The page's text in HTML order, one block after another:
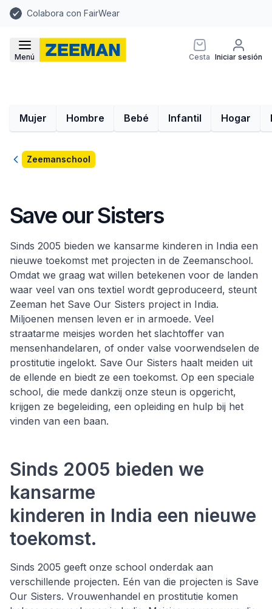
Colabora con FairWear
Menú Cesta Iniciar sesión
Mujer Hombre Bebé Infantil Hogar
VolverZeemanschool
Save our Sisters
Sinds 2005 bieden we kansarme kinderen in India een
nieuwe toekomst met projecten in de Zeemanschool.
Omdat we graag wat willen betekenen voor de landen
waar veel van ons textiel wordt geproduceerd, steunt
Zeeman het Save Our Sisters project in India.
Miljoenen mensen leven er in armoede. Veel
straatarme meisjes worden het slachtoffer van
mensenhandelaren, of onder valse voorwendselen de
prostitutie ingelokt. Save Our Sisters haalt meiden uit
de ellende en biedt ze een toekomst. Op een speciale
school, die mede dankzij onze steun is opgericht,
krijgen ze begeleiding, een opleiding en hulp bij het
vinden van een baan.
Sinds 2005 bieden we
kansarme
kinderen in India een nieuwe
toekomst.
Sinds 2005 geeft onze school onderdak aan
verschillende projecten. Eén van die projecten is Save
Our Sisters. Vrouwenhandel en prostitutie komen